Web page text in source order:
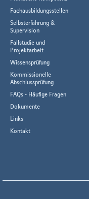
Fachausbildungsstellen
Selbsterfahrung &
Supervision
Fallstudie und
Projektarbeit
Wissensprüfung
Kommissionelle
Abschlussprüfung
FAQs - Häufige Fragen
Dokumente
Links
Kontakt